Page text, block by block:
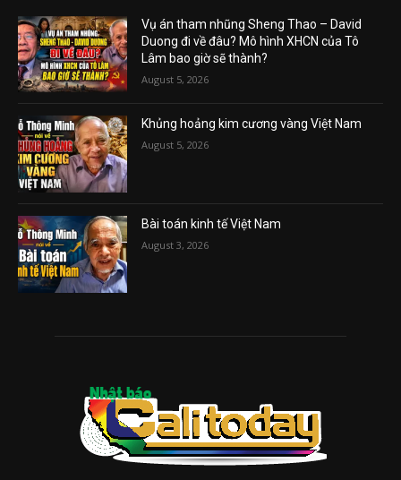
Vụ án tham nhũng Sheng Thao – David
Duong đi về đâu? Mô hình XHCN của Tô
Lâm bao giờ sẽ thành?
August 5, 2026
Khủng hoảng kim cương vàng Việt Nam
August 5, 2026
Bài toán kinh tế Việt Nam
August 3, 2026